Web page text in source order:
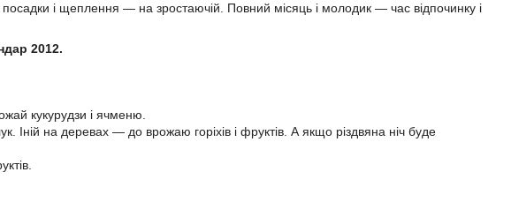
і щеплення — на зростаючій. Повний місяць і молодик — час відпочинку і
2012.
кукурудзи і ячменю.
на деревах — до врожаю горіхів і фруктів. А якщо різдвяна ніч буде